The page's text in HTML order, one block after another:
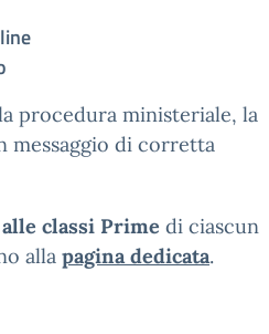
procedura ministeriale, la
messaggio di corretta
classi Prime di ciascun
alla pagina dedicata.